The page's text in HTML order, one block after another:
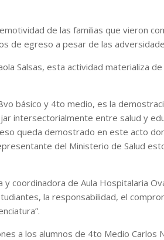
de las familias que vieron
de egreso a pesar de las
Salsas, esta actividad materializa
básico y 4to medio, es la
intersectorialmente entre salud y
queda demostrado en este acto
del Ministerio de Salud
coordinadora de Aula Hospitalaria
la responsabilidad, el
a los alumnos de 4to Medio